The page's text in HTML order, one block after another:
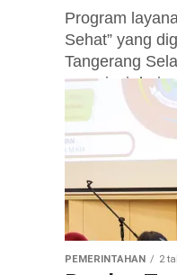
Program
Sehat” yang
Tangerang
apresiasi dari
efektif
PEMERINTAHAN 2